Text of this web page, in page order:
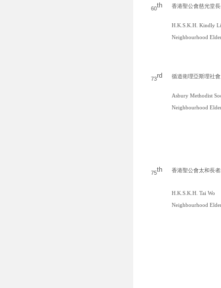
60th 香港聖公會慈光堂
H.K.S.K.H. Kindly
Neighbourhood
73rd 循道衛理亞斯理社
Asbury Methodist
Neighbourhood
75th 香港聖公會太和長
H.K.S.K.H. Tai Wo
Neighbourhood